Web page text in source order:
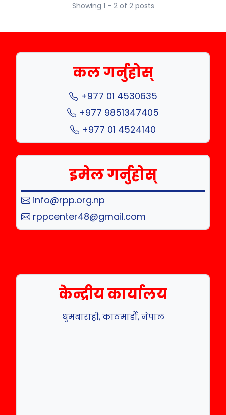
Showing 1 - 2 of 2 posts
कल गर्नुहोस्
+977 01 4530635
+977 9851347405
+977 01 4524140
इमेल गर्नुहोस्
info@rpp.org.np
rppcenter48@gmail.com
केन्द्रीय कार्यालय
धुमबाराही, काठमाडौँ, नेपाल